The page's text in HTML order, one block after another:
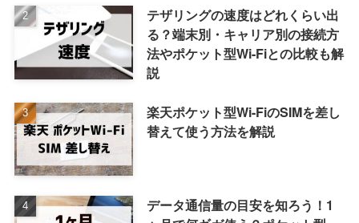
テザリングの速度はどれくらい出
る？端末別・キャリア別の接続方
法やポケット型Wi-Fiとの比較も解
説
楽天ポケット型Wi-FiのSIMを差し
替えて使う方法を解説
データ通信量の目安を知ろう！1